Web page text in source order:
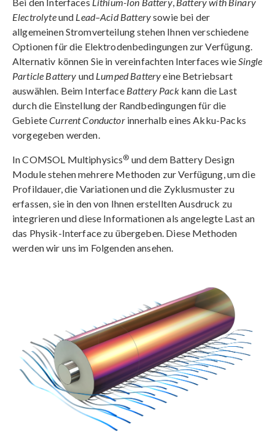
Electrolyteund Lead–Acid Batterysowie bei der
allgemeinen Stromverteilung stehen Ihnen verschiedene
Optionen für die Elektrodenbedingungen zur Verfügung.
Alternativ können Sie in vereinfachten Interfaces wie Single
Particle Battery und Lumped Batteryeine Betriebsart
auswählen. Beim Interface Battery Packkann die Last
durch die Einstellung der Randbedingungen für die
GebieteCurrent Conductorinnerhalb eines Akku-Packs
vorgegeben werden.
In COMSOL Multiphysics® und dem Battery Design
Module stehen mehrere Methoden zur Verfügung, um die
Profildauer, die Variationen und die Zyklusmuster zu
erfassen, sie in den von Ihnen erstellten Ausdruck zu
integrieren und diese Informationen als angelegte Last an
das Physik-Interface zu übergeben. Diese Methoden
werden wir uns im Folgenden ansehen.